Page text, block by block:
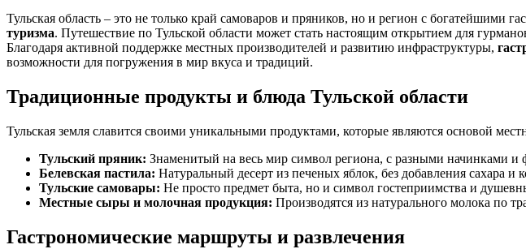
Тульская область – это не только край самоваров и пряников, но и регион с богатейшими
туризма. Путешествие по Тульской области может стать настоящим открытием для
Благодаря активной поддержке местных производителей и развитию инфраструктуры,
возможности для погружения в мир вкуса и традиций.
Традиционные продукты и блюда Тульской области
Тульская земля славится своими уникальными продуктами, которые являются основой
Тульский пряник: Знаменитый на весь мир символ региона, с разными начинками и
Белевская пастила: Натуральный десерт из печеных яблок, без добавления сахара и
Тульские самовары: Не просто предмет быта, но и символ гостеприимства и
Местные сыры и молочная продукция: Производятся из натурального молока по
Гастрономические маршруты и развлечения